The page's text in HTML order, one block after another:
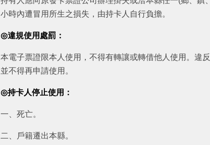
小時內遭冒用所生之損失，由持卡人自行負擔。
◎違規使用處罰：
本電子票證限本人使用，不得有轉讓或轉借他人使用。違
並不得再申請使用。
◎持卡人停止使用：
一、死亡。
二、戶籍遷出本縣。